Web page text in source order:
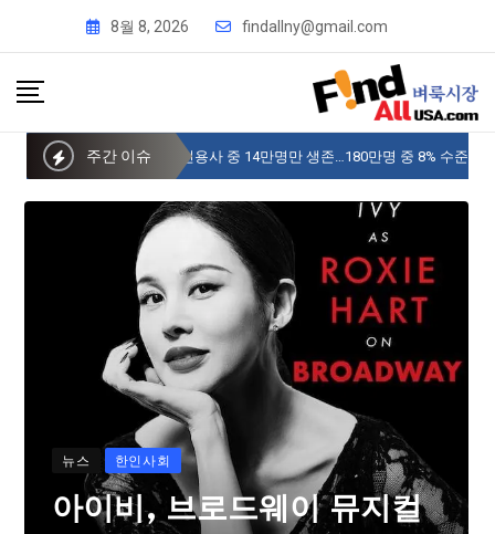
8월 8, 2026 findallny@gmail.com
주간 이슈 사이버 한국외국어대 미주글로벌센터 뉴욕
뉴스 한인사회
아이비, 브로드웨이 뮤지컬